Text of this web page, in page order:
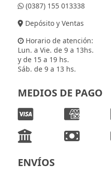
(0387) 155 013338
Depósito y Ventas
Horario de atención:
Lun. a Vie. de 9 a 13hs.
y de 15 a 19 hs.
Sáb. de 9 a 13 hs.
MEDIOS DE PAGO
ENVÍOS